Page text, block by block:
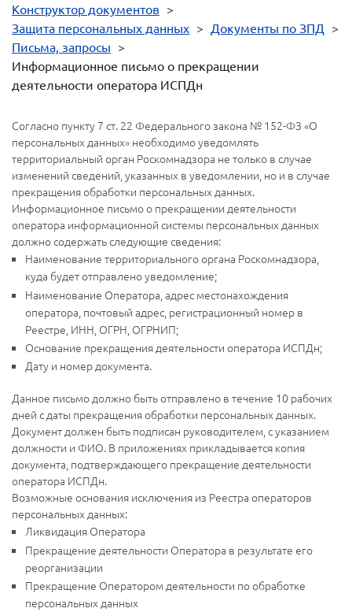
Конструктор документов >
Защита персональных данных > Документы по ЗПД >
Письма, запросы >
Информационное письмо о прекращении
деятельности оператора ИСПДн
Согласно пункту 7 ст. 22 Федерального закона № 152-ФЗ «О
персональных данных» необходимо уведомлять
территориальный орган Роскомнадзора не только в случае
изменений сведений, указанных в уведомлении, но и в случае
прекращения обработки персональных данных.
Информационное письмо о прекращении деятельности
оператора информационной системы персональных данных
должно содержать следующие сведения:
Наименование территориального органа Роскомнадзора,
куда будет отправлено уведомление;
Наименование Оператора, адрес местонахождения
оператора, почтовый адрес, регистрационный номер в
Реестре, ИНН, ОГРН, ОГРНИП;
Основание прекращения деятельности оператора ИСПДн;
Дату и номер документа.
Данное письмо должно быть отправлено в течение 10 рабочих
дней с даты прекращения обработки персональных данных.
Документ должен быть подписан руководителем, с указанием
должности и ФИО. В приложениях прикладывается копия
документа, подтверждающего прекращение деятельности
оператора ИСПДн.
Возможные основания исключения из Реестра операторов
персональных данных:
Ликвидация Оператора
Прекращение деятельности Оператора в результате его
реорганизации
Прекращение Оператором деятельности по обработке
персональных данных